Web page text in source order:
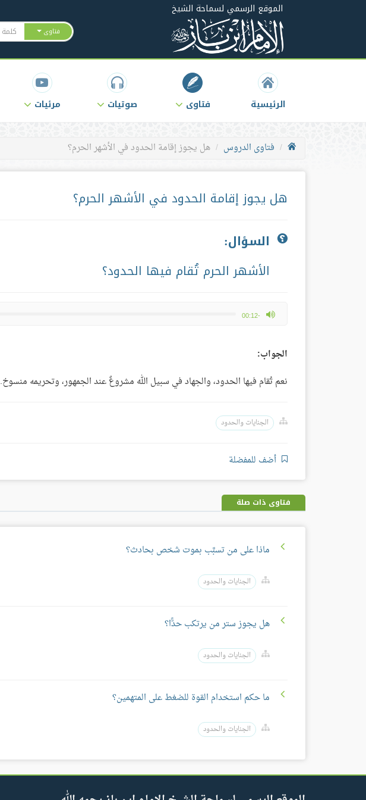
الموقع الرسمي لسماحة الشيخ
فتاوى
الرئيسية فتاوى صوتيات مرئيات
فتاوى الدروس هل يجوز إقامة الحدود في الأشهر الحرم؟
هل يجوز إقامة الحدود في الأشهر الحرم؟
السؤال:
الأشهر الحرم تُقام فيها الحدود؟
-00:12
max volume
الجواب:
نعم تُقام فيها الحدود، والجهاد في سبيل الله مشروعٌ عند الجمهور، وتحريمه منسوخ.
الجنايات والحدود
أضف للمفضلة
فتاوى ذات صلة
ماذا على من تسبَّب بموت شخص بحادث؟
الجنايات والحدود
هل يجوز ستر من يرتكب حدًّا؟
الجنايات والحدود
ما حكم استخدام القوة للضغط على المتهمين؟
الجنايات والحدود